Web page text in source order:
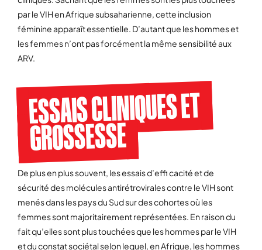
par le VIH en Afrique subsaharienne, cette inclusion
féminine apparaît essentielle. D’autant que les hommes et
les femmes n’ont pas forcément la même sensibilité aux
ARV.
ESSAIS CLINIQUES ET
GROSSESSE
De plus en plus souvent, les essais d’effi cacité et de
sécurité des molécules antirétrovirales contre le VIH sont
menés dans les pays du Sud sur des cohortes où les
femmes sont majoritairement représentées. En raison du
fait qu’elles sont plus touchées que les hommes par le VIH
et du constat sociétal selon lequel, en Afrique, les hommes